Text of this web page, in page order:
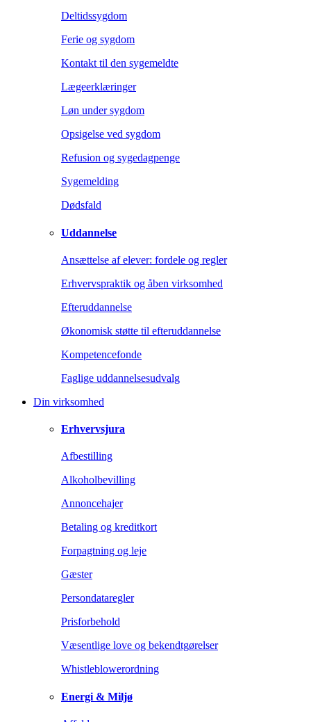
Deltidssygdom
Ferie og sygdom
Kontakt til den sygemeldte
Lægeerklæringer
Løn under sygdom
Opsigelse ved sygdom
Refusion og sygedagpenge
Sygemelding
Dødsfald
Uddannelse
Ansættelse af elever: fordele og regler
Erhvervspraktik og åben virksomhed
Efteruddannelse
Økonomisk støtte til efteruddannelse
Kompetencefonde
Faglige uddannelsesudvalg
Din virksomhed
Erhvervsjura
Afbestilling
Alkoholbevilling
Annoncehajer
Betaling og kreditkort
Forpagtning og leje
Gæster
Persondataregler
Prisforbehold
Væsentlige love og bekendtgørelser
Whistleblowerordning
Energi & Miljø